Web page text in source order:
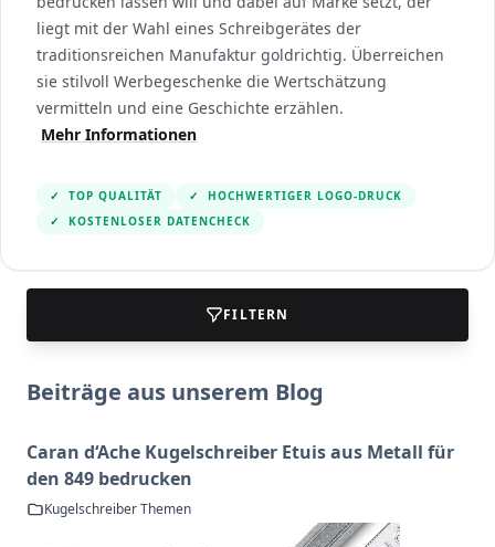
liegt mit der Wahl eines Schreibgerätes der
traditionsreichen Manufaktur goldrichtig. Überreichen
sie stilvoll Werbegeschenke die Wertschätzung
vermitteln und eine Geschichte erzählen.
Mehr Informationen
✓ TOP QUALITÄT ✓
HOCHWERTIGER LOGO-DRUCK
✓
KOSTENLOSER DATENCHECK
FILTERN
Beiträge aus unserem Blog
Caran d‘Ache Kugelschreiber Etuis aus Metall für
den 849 bedrucken
Kugelschreiber Themen